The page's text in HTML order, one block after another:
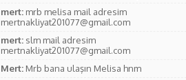
mert: mrb melisa mail adresim
mertnakliyat201077@gmail.com
mert: slm mail adresim
mertnakliyat201077@gmail.com
Mert: Mrb bana ulaşın Melisa hnm